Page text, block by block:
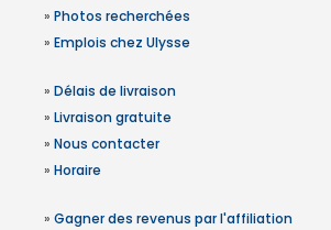
» Photos recherchées
» Emplois chez Ulysse
» Délais de livraison
» Livraison gratuite
» Nous contacter
» Horaire
» Gagner des revenus par l'affiliation